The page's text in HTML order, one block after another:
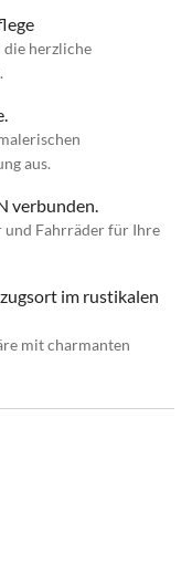
die herzliche
aus.
verbunden.
und Fahrräder für Ihre
im rustikalen
mit charmanten